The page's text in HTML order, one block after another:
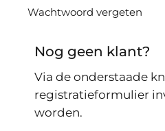
Wachtwoord vergeten
Nog geen klant?
Via de onderstaade
registratieformulier
worden.